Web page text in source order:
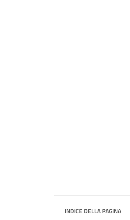
INDICE DELLA PAGINA